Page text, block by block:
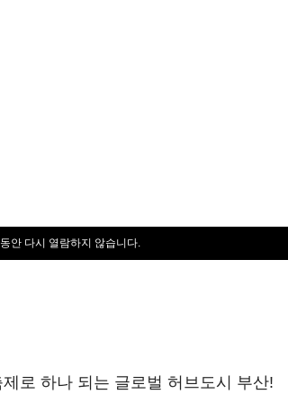
안 다시 열람하지 않습니다.
제문화진흥회로 시작한 이후 부산의
소식을
로 하나 되는 글로벌 허브도시 부산!